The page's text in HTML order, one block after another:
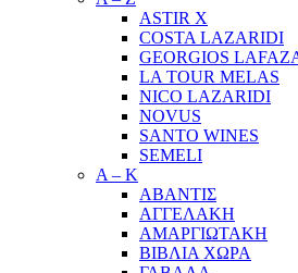
ASTIR X
COSTA LAZARIDI
GEORGIOS
LA TOUR MELAS
NICO LAZARIDI
NOVUS
SANTO WINES
SEMELI
Α – Κ
ΑΒΑΝΤΙΣ
ΑΓΓΕΛΑΚΗ
ΑΜΑΡΓΙΩΤΑΚΗ
ΒΙΒΛΙΑ ΧΩΡΑ